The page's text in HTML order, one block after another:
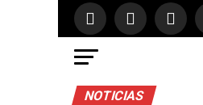
NOTICIAS